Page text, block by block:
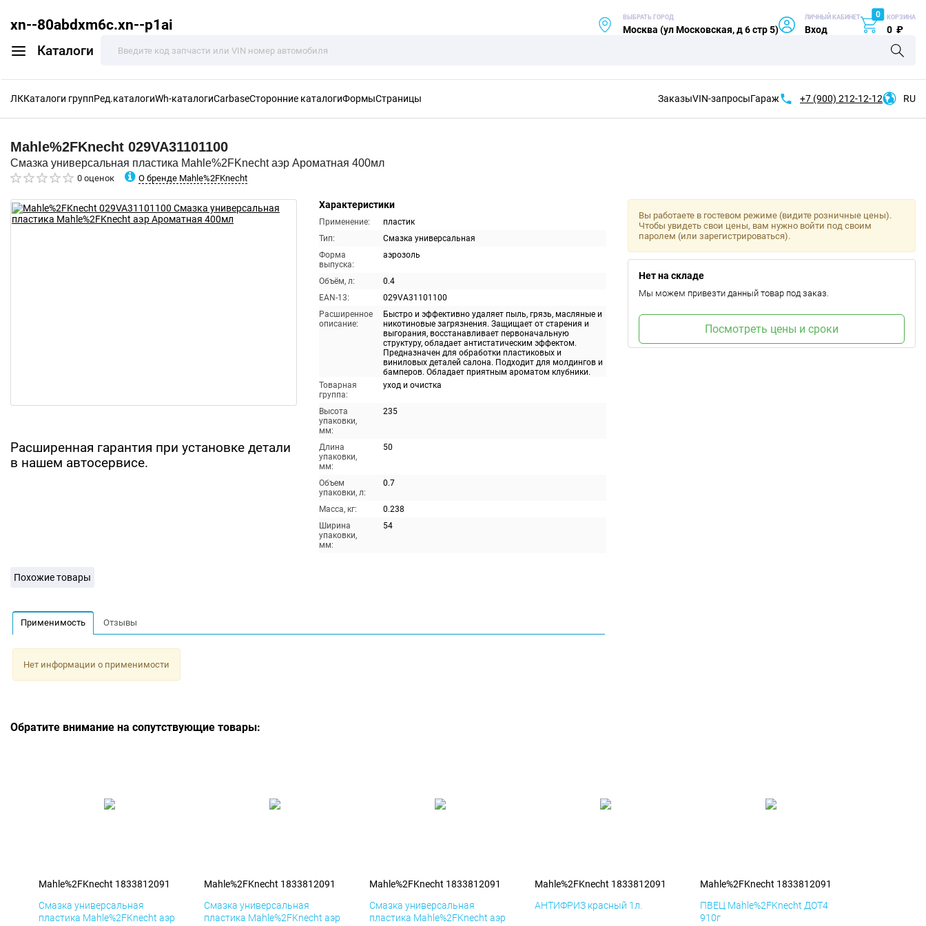
xn--80abdxm6c.xn--p1ai
Каталоги
ВЫБРАТЬ ГОРОД
Москва (ул Московская, д 6 стр 5)
ЛИЧНЫЙ КАБИНЕТ
Вход
0 КОРЗИНА
0 ₽
ЛККаталоги группРед.каталогиWh-каталогиCarbaseСторонние каталогиФормыСтраницы ЗаказыVIN-запросыГараж +7 (900) 212-12-12 RU
Mahle%2FKnecht 029VA31101100
Смазка универсальная пластика Mahle%2FKnecht аэр Ароматная 400мл
0 оценок О бренде Mahle%2FKnecht
Расширенная гарантия при установке детали
в нашем автосервисе.
Характеристики
Применение:
пластик
Тип:
Смазка универсальная
Форма
выпуска:
аэрозоль
Объём, л:
0.4
EAN-13:
029VA31101100
Расширенное
описание:
Быстро и эффективно удаляет пыль, грязь, масляные и
никотиновые загрязнения. Защищает от старения и
выгорания, восстанавливает первоначальную
структуру, обладает антистатическим эффектом.
Предназначен для обработки пластиковых и
виниловых деталей салона. Подходит для молдингов и
бамперов. Обладает приятным ароматом клубники.
Товарная
группа:
уход и очистка
Высота
упаковки,
мм:
235
Длина
упаковки,
мм:
50
Объем
упаковки, л:
0.7
Масса, кг:
0.238
Ширина
упаковки,
мм:
54
Вы работаете в гостевом режиме (видите розничные цены).
Чтобы увидеть свои цены, вам нужно войти под своим
паролем (или зарегистрироваться).
Нет на складе
Мы можем привезти данный товар под заказ.
Посмотреть цены и сроки
Похожие товары
Применимость Отзывы
Нет информации о применимости
Обратите внимание на сопутствующие товары:
Mahle%2FKnecht 1833812091
Смазка универсальная
пластика Mahle%2FKnecht аэр
Mahle%2FKnecht 1833812091
Смазка универсальная
пластика Mahle%2FKnecht аэр
Mahle%2FKnecht 1833812091
Смазка универсальная
пластика Mahle%2FKnecht аэр
Mahle%2FKnecht 1833812091
АНТИФРИЗ красный 1л.
Mahle%2FKnecht 1833812091
ПВЕЦ Mahle%2FKnecht ДОТ4
910г